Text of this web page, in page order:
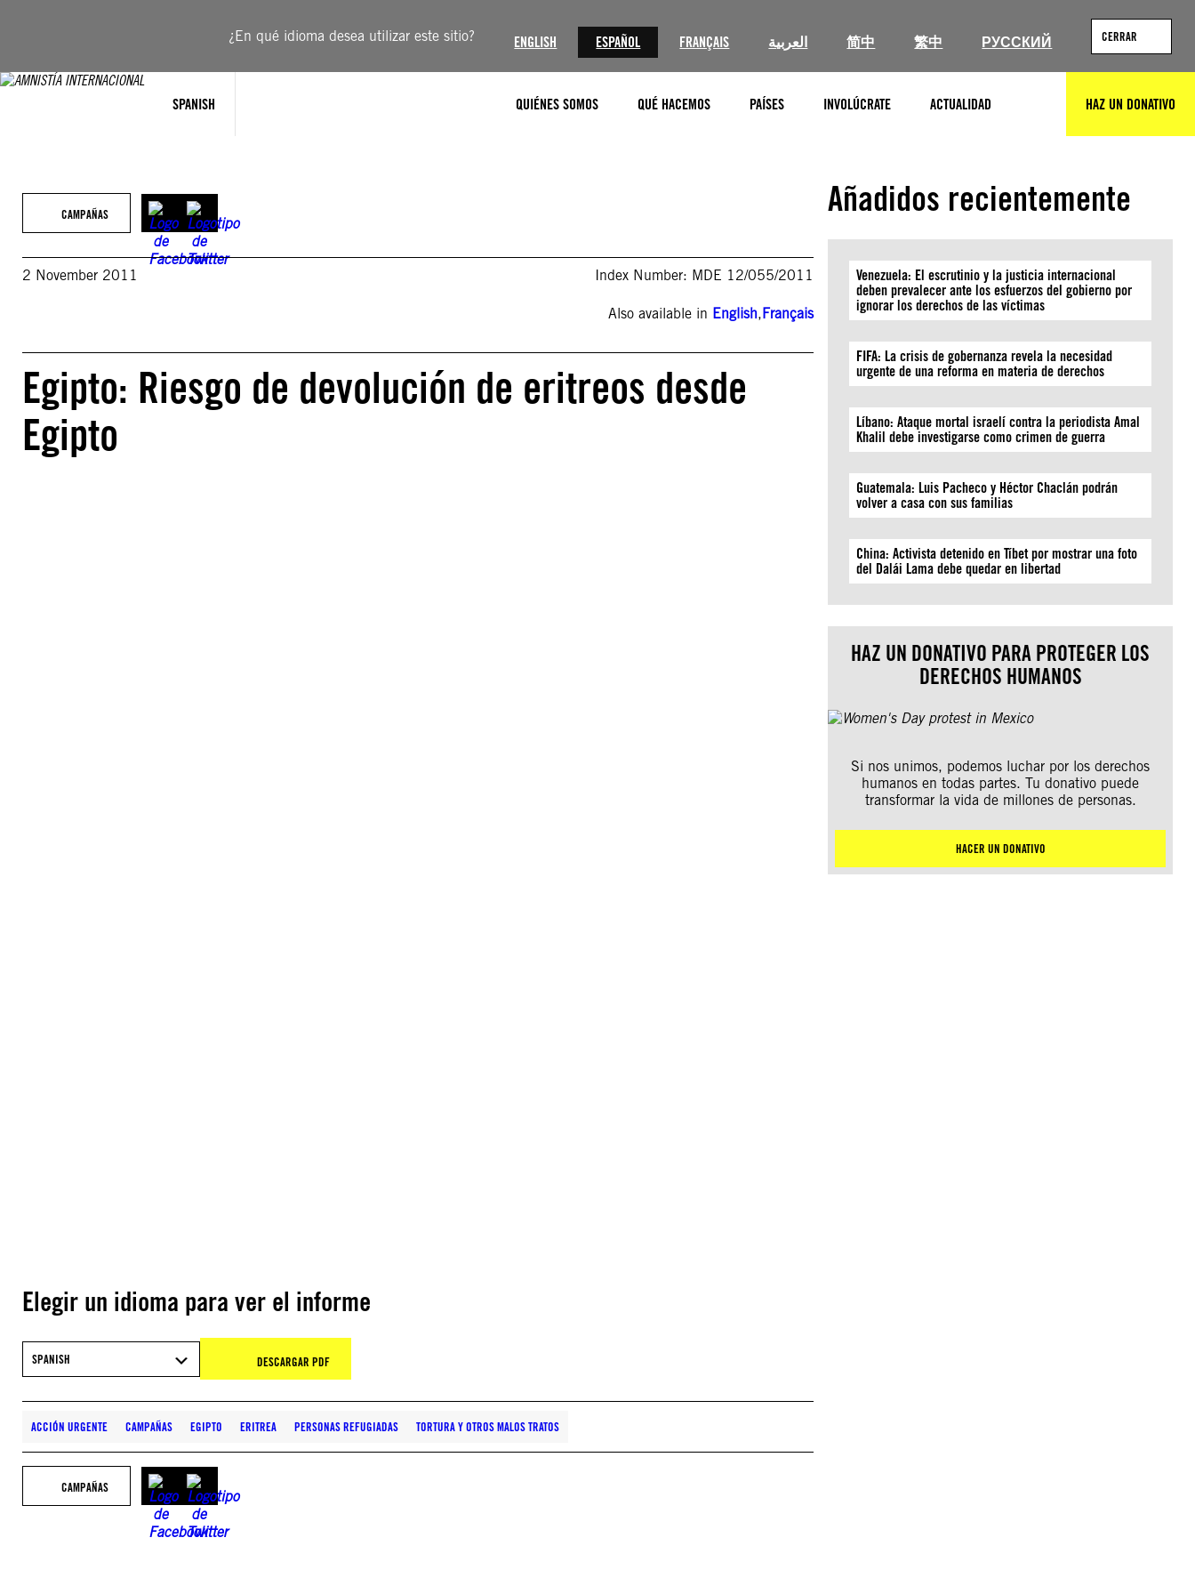
¿En qué idioma desea utilizar este sitio? ENGLISH ESPAÑOL FRANÇAIS العربية 简中 繁中 РУССКИЙ CERRAR
SPANISH QUIÉNES SOMOS QUÉ HACEMOS PAÍSES INVOLÚCRATE ACTUALIDAD HAZ UN DONATIVO
CAMPAÑAS
2 November 2011 Index Number: MDE 12/055/2011
Also available in English,Français
Egipto: Riesgo de devolución de eritreos desde
Egipto
Elegir un idioma para ver el informe
SPANISH DESCARGAR PDF
ACCIÓN URGENTE CAMPAÑAS EGIPTO ERITREA PERSONAS REFUGIADAS TORTURA Y OTROS MALOS TRATOS
CAMPAÑAS
Añadidos recientemente
Venezuela: El escrutinio y la justicia internacional
deben prevalecer ante los esfuerzos del gobierno por
ignorar los derechos de las víctimas
FIFA: La crisis de gobernanza revela la necesidad
urgente de una reforma en materia de derechos
Líbano: Ataque mortal israelí contra la periodista Amal
Khalil debe investigarse como crimen de guerra
Guatemala: Luis Pacheco y Héctor Chaclán podrán
volver a casa con sus familias
China: Activista detenido en Tíbet por mostrar una foto
del Dalái Lama debe quedar en libertad
HAZ UN DONATIVO PARA PROTEGER LOS
DERECHOS HUMANOS
Si nos unimos, podemos luchar por los derechos
humanos en todas partes. Tu donativo puede
transformar la vida de millones de personas.
HACER UN DONATIVO